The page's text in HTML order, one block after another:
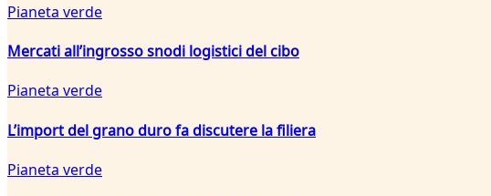
Pianeta verde
Mercati all’ingrosso snodi logistici del cibo
Pianeta verde
L’import del grano duro fa discutere la filiera
Pianeta verde